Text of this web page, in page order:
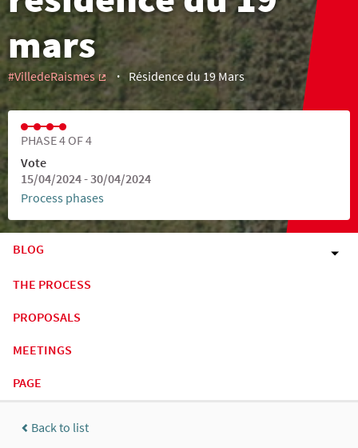
mars
#VilledeRaismes
(External link)
Résidence du 19 Mars
PHASE 4 OF 4
Vote
15/04/2024 - 30/04/2024
Process phases
BLOG
THE PROCESS
PROPOSALS
MEETINGS
PAGE
Back to list